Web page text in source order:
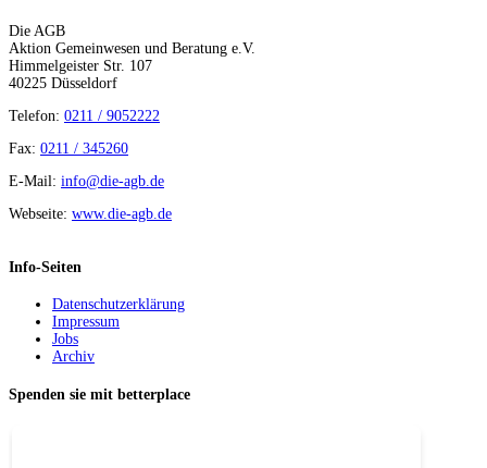
Die AGB
Aktion Gemeinwesen und Beratung e.V.
Himmelgeister Str. 107
40225 Düsseldorf
Telefon: 0211 / 9052222
Fax: 0211 / 345260
E-Mail: info@die-agb.de
Webseite: www.die-agb.de
Info-Seiten
Datenschutzerklärung
Impressum
Jobs
Archiv
Spenden sie mit betterplace